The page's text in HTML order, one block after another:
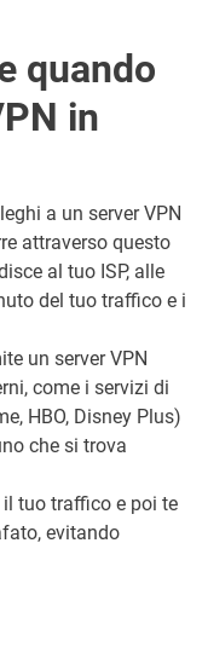
quando
in
a un server VPN
attraverso questo
al tuo ISP, alle
del tuo traffico e i
un server VPN
come i servizi di
HBO, Disney Plus)
che si trova
il tuo traffico e poi te
evitando